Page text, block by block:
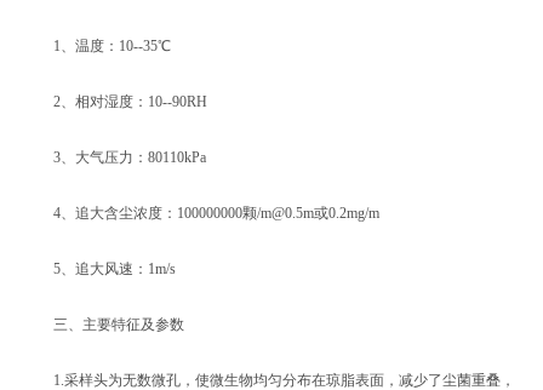
1、温度：10--35℃
2、相对湿度：10--90RH
3、大气压力：80110kPa
4、追大含尘浓度：100000000颗/m@0.5m或0.2mg/m
5、追大风速：1m/s
三、主要特征及参数
1.采样头为无数微孔，使微生物均匀分布在琼脂表面，减少了尘菌重叠，